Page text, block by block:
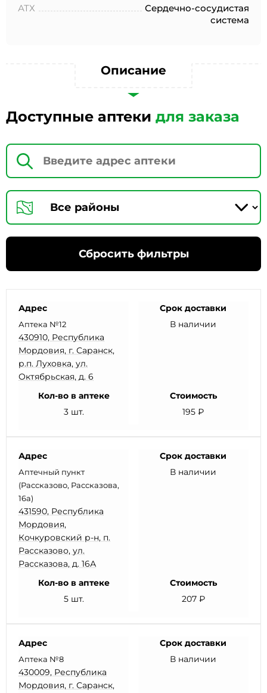
АТХ
Сердечно-сосудистая
система
Описание
Доступные аптеки для заказа
Сбросить фильтры
Адрес
Аптека №12
430910, Республика
Мордовия, г. Саранск,
р.п. Луховка, ул.
Октябрьская, д. 6
Срок доставки
В наличии
Кол-во в аптеке
3 шт.
Стоимость
195 ₽
Адрес
Аптечный пункт
(Рассказово, Рассказова,
16а)
431590, Республика
Мордовия,
Кочкуровский р-н, п.
Рассказово, ул.
Рассказова, д. 16А
Срок доставки
В наличии
Кол-во в аптеке
5 шт.
Стоимость
207 ₽
Адрес
Аптека №8
430009, Республика
Мордовия, г. Саранск,
Срок доставки
В наличии